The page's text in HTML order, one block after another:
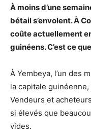
À moins d’une
bétail s’envolent. À
coûte actuellement
guinéens. C’est ce
À Yembeya, l’un des
la capitale
Vendeurs et
si élevés que
vides.